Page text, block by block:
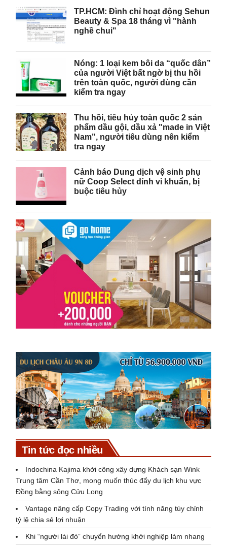
TP.HCM: Đình chỉ hoạt động Sehun
Beauty & Spa 18 tháng vì "hành
nghề chui"
Nóng: 1 loại kem bôi da “quốc dân”
của người Việt bất ngờ bị thu hồi
trên toàn quốc, người dùng cần
kiểm tra ngay
Thu hồi, tiêu hủy toàn quốc 2 sản
phẩm dầu gội, dầu xả "made in Việt
Nam", người tiêu dùng nên kiểm
tra ngay
Cảnh báo Dung dịch vệ sinh phụ
nữ Coop Select dính vi khuẩn, bị
buộc tiêu hủy
Tin tức đọc nhiều
Indochina Kajima khởi công xây dựng Khách sạn Wink
Trung tâm Cần Thơ, mong muốn thúc đẩy du lịch khu vực
Đồng bằng sông Cửu Long
Vantage nâng cấp Copy Trading với tính năng tùy chỉnh
tỷ lệ chia sẻ lợi nhuận
Khi “người lái đò” chuyển hướng khởi nghiệp làm nhang